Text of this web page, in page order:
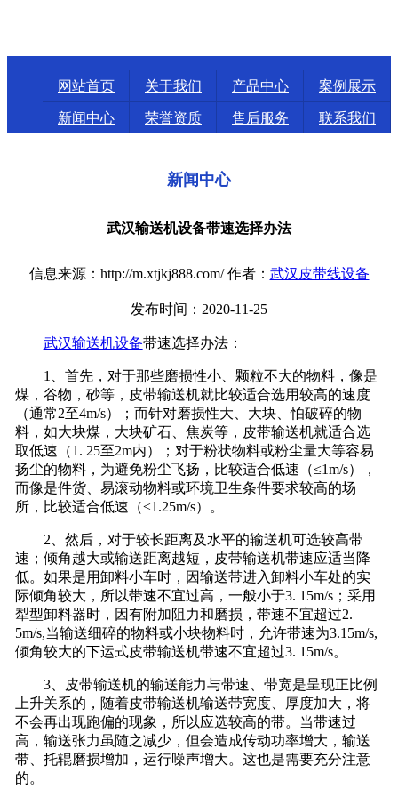
网站首页 关于我们 产品中心 案例展示
新闻中心 荣誉资质 售后服务 联系我们
新闻中心
武汉输送机设备带速选择办法
信息来源：http://m.xtjkj888.com/ 作者： 武汉皮带线设备
发布时间：2020-11-25
武汉输送机设备带速选择办法：
1、首先，对于那些磨损性小、颗粒不大的物料，像是
煤，谷物，砂等，皮带输送机就比较适合选用较高的速度
（通常2至4m/s）；而针对磨损性大、大块、怕破碎的物
料，如大块煤，大块矿石、焦炭等，皮带输送机就适合选
取低速（1. 25至2m内）；对于粉状物料或粉尘量大等容易
扬尘的物料，为避免粉尘飞扬，比较适合低速（≤1m/s），
而像是件货、易滚动物料或环境卫生条件要求较高的场
所，比较适合低速（≤1.25m/s）。
2、然后，对于较长距离及水平的输送机可选较高带
速；倾角越大或输送距离越短，皮带输送机带速应适当降
低。如果是用卸料小车时，因输送带进入卸料小车处的实
际倾角较大，所以带速不宜过高，一般小于3. 15m/s；采用
犁型卸料器时，因有附加阻力和磨损，带速不宜超过2.
5m/s,当输送细碎的物料或小块物料时，允许带速为3.15m/s,
倾角较大的下运式皮带输送机带速不宜超过3. 15m/s。
3、皮带输送机的输送能力与带速、带宽是呈现正比例
上升关系的，随着皮带输送机输送带宽度、厚度加大，将
不会再出现跑偏的现象，所以应选较高的带。当带速过
高，输送张力虽随之减少，但会造成传动功率增大，输送
带、托辊磨损增加，运行噪声增大。这也是需要充分注意
的。